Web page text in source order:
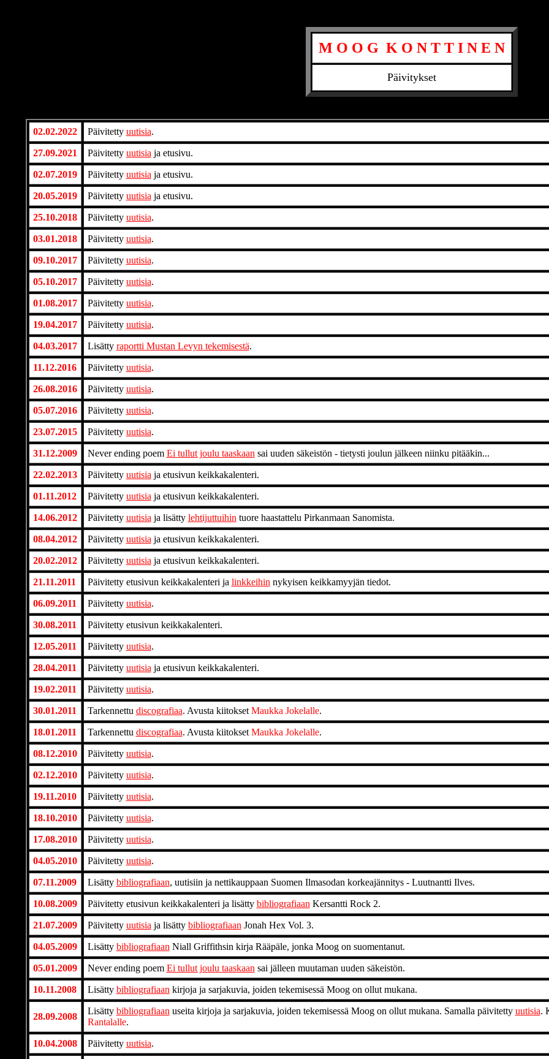
M O O G K O N T T I N E N
Päivitykset
02.02.2022 Päivitetty uutisia.
27.09.2021 Päivitetty uutisia ja etusivu.
02.07.2019 Päivitetty uutisia ja etusivu.
20.05.2019 Päivitetty uutisia ja etusivu.
25.10.2018 Päivitetty uutisia.
03.01.2018 Päivitetty uutisia.
09.10.2017 Päivitetty uutisia.
05.10.2017 Päivitetty uutisia.
01.08.2017 Päivitetty uutisia.
19.04.2017 Päivitetty uutisia.
04.03.2017 Lisätty raportti Mustan Levyn tekemisestä.
11.12.2016 Päivitetty uutisia.
26.08.2016 Päivitetty uutisia.
05.07.2016 Päivitetty uutisia.
23.07.2015 Päivitetty uutisia.
31.12.2009 Never ending poem Ei tullut joulu taaskaan sai uuden säkeistön - tietysti joulun jälkeen niinku pitääkin...
22.02.2013 Päivitetty uutisia ja etusivun keikkakalenteri.
01.11.2012 Päivitetty uutisia ja etusivun keikkakalenteri.
14.06.2012 Päivitetty uutisia ja lisätty lehtijuttuihin tuore haastattelu Pirkanmaan Sanomista.
08.04.2012 Päivitetty uutisia ja etusivun keikkakalenteri.
20.02.2012 Päivitetty uutisia ja etusivun keikkakalenteri.
21.11.2011 Päivitetty etusivun keikkakalenteri ja linkkeihin nykyisen keikkamyyjän tiedot.
06.09.2011 Päivitetty uutisia.
30.08.2011 Päivitetty etusivun keikkakalenteri.
12.05.2011 Päivitetty uutisia.
28.04.2011 Päivitetty uutisia ja etusivun keikkakalenteri.
19.02.2011 Päivitetty uutisia.
30.01.2011 Tarkennettu discografiaa. Avusta kiitokset Maukka Jokelalle.
18.01.2011 Tarkennettu discografiaa. Avusta kiitokset Maukka Jokelalle.
08.12.2010 Päivitetty uutisia.
02.12.2010 Päivitetty uutisia.
19.11.2010 Päivitetty uutisia.
18.10.2010 Päivitetty uutisia.
17.08.2010 Päivitetty uutisia.
04.05.2010 Päivitetty uutisia.
07.11.2009 Lisätty bibliografiaan, uutisiin ja nettikauppaan Suomen Ilmasodan korkeajännitys - Luutnantti Ilves.
10.08.2009 Päivitetty etusivun keikkakalenteri ja lisätty bibliografiaan Kersantti Rock 2.
21.07.2009 Päivitetty uutisia ja lisätty bibliografiaan Jonah Hex Vol. 3.
04.05.2009 Lisätty bibliografiaan Niall Griffithsin kirja Rääpäle, jonka Moog on suomentanut.
05.01.2009 Never ending poem Ei tullut joulu taaskaan sai jälleen muutaman uuden säkeistön.
10.11.2008 Lisätty bibliografiaan kirjoja ja sarjakuvia, joiden tekemisessä Moog on ollut mukana.
28.09.2008
Lisätty bibliografiaan useita kirjoja ja sarjakuvia, joiden tekemisessä Moog on ollut mukana. Samalla päivitetty uutisia.
Rantalalle.
10.04.2008 Päivitetty uutisia.